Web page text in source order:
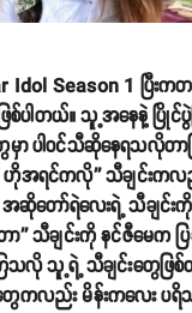
Idol Season 1 ပြီ
ါတယ်။ သူ့အနေနဲ့ ပြိုင်ပွဲက
ေမှာ ပါဝင်သီဆိုနေရသလိုတ
အရင်ကလို'' သီချင်းကလ
တော်ရဲလေးရဲ့ သီချင်းကို
သီချင်းကို နင်ဇီမေက ပ
လို သူ့ရဲ့ သီချင်းတွေဖြစ်တဲ့
တွေကလည်း မိန်းကလေး ပ